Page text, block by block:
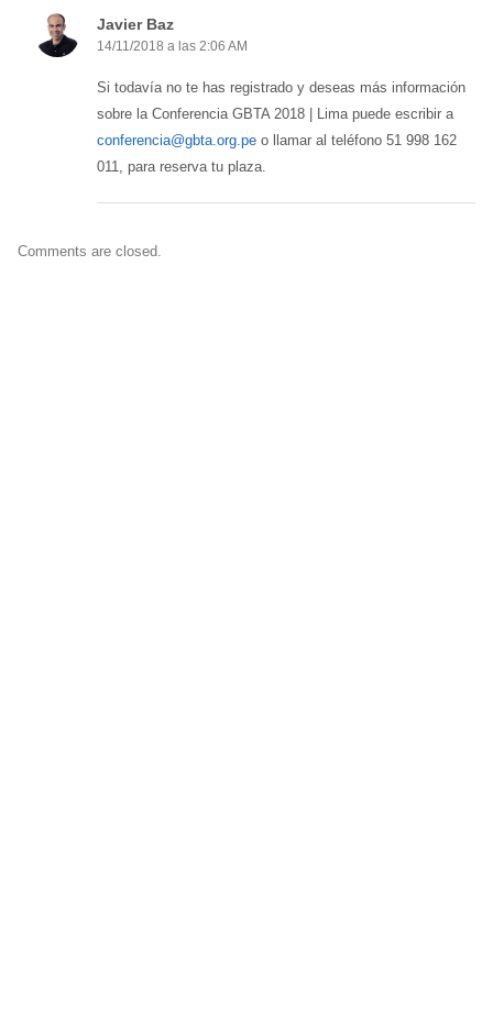
Javier Baz
14/11/2018 a las 2:06 AM
Si todavía no te has registrado y deseas más información
sobre la Conferencia GBTA 2018 | Lima puede escribir a
conferencia@gbta.org.peo llamar al teléfono 51 998 162
011, para reserva tu plaza.
Comments are closed.